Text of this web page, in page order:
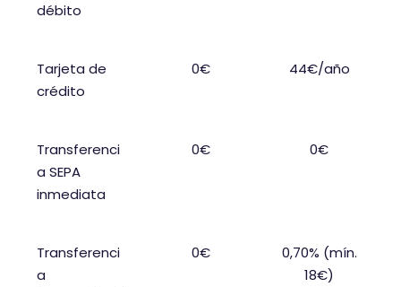
i
d
débito
Tarjeta de
crédito
0€ 44€/año
Transferenci
a SEPA
inmediata
0€ 0€
Transferenci
a
0€
0,70% (mín.
18€)